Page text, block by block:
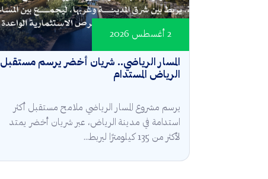
المسار الرياضي.. شريان أخضر يرسم مستقبل
الرياض المستدام
2 أغسطس 2026
يرسم مشروع المسار الرياضي ملامح مستقبل أكثر
استدامة في مدينة الرياض، عبر شريان أخضر يمتد
لأكثر من 135 كيلومترًا ليربط...